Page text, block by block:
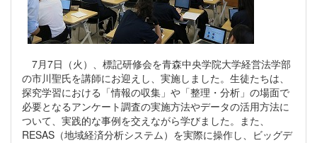
7月7日（火）、標記研修会を青森中央学院大学経営法学部
の市川聖氏を講師にお迎えし、実施しました。生徒たちは、
探究学習における「情報の収集」や「整理・分析」の場面で
必要となるアンケート調査の実施方法やデータの活用方法に
ついて、実践的な事例を交えながら学びました。また、
RESAS（地域経済分析システム）を実際に操作し、ビッグデ